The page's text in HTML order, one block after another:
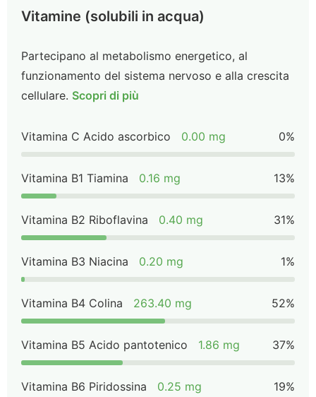
Vitamine (solubili in acqua)
Partecipano al metabolismo energetico, al
funzionamento del sistema nervoso e alla crescita
cellulare. Scopri di più
Vitamina C Acido ascorbico 0.00 mg 0%
Vitamina B1 Tiamina 0.16 mg 13%
Vitamina B2 Riboflavina 0.40 mg 31%
Vitamina B3 Niacina 0.20 mg 1%
Vitamina B4 Colina 263.40 mg 52%
Vitamina B5 Acido pantotenico 1.86 mg 37%
Vitamina B6 Piridossina 0.25 mg 19%